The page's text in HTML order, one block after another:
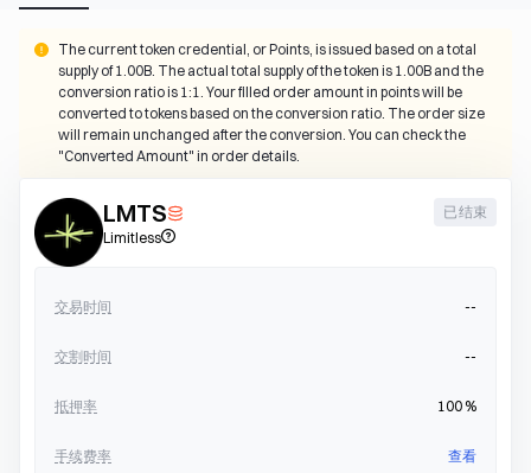
The current token credential, or Points, is issued based on a total
supply of 1.00B. The actual total supply of the token is 1.00B and the
conversion ratio is 1:1. Your filled order amount in points will be
converted to tokens based on the conversion ratio. The order size
will remain unchanged after the conversion. You can check the
"Converted Amount" in order details.
LMTS
Limitless
已结束
交易时间 --
交割时间 --
抵押率 100 %
手续费率 查看